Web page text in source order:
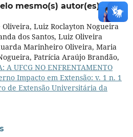
mesmo(s) autor(es)
Luiz Roclayton Nogueira
dos Santos, Luiz Oliveira
Marinheiro Oliveira, Maria
Patrícia Araújo Brandão,
A UFCG NO ENFRENTAMENTO
Impacto em Extensão: v. 1 n. 1
de Extensão Universitária da